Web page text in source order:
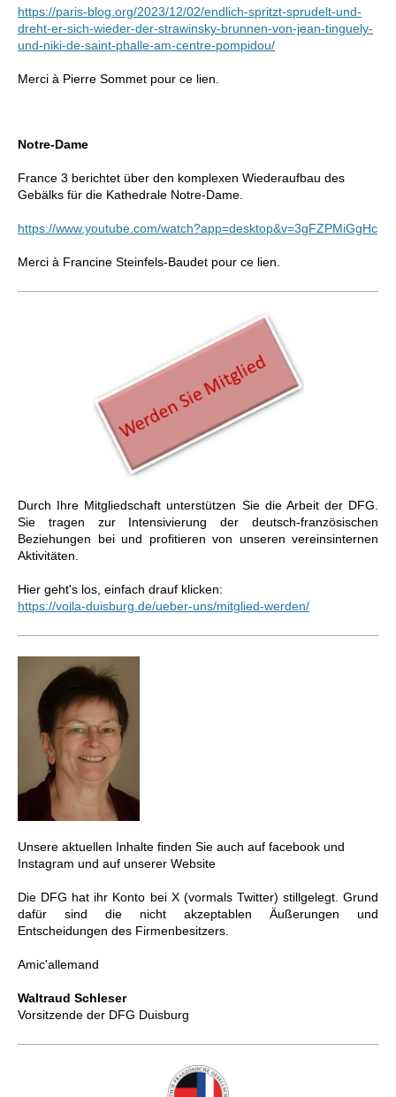
https://paris-blog.org/2023/12/02/endlich-spritzt-sprudelt-und-
dreht-er-sich-wieder-der-strawinsky-brunnen-von-jean-tinguely-
und-niki-de-saint-phalle-am-centre-pompidou/
Merci à Pierre Sommet pour ce lien.
Notre-Dame
France 3 berichtet über den komplexen Wiederaufbau des
Gebälks für die Kathedrale Notre-Dame.
https://www.youtube.com/watch?app=desktop&v=3gFZPMiGgHc
Merci à Francine Steinfels-Baudet pour ce lien.
Durch Ihre Mitgliedschaft unterstützen Sie die Arbeit der DFG.
Sie tragen zur Intensivierung der deutsch-französischen
Beziehungen bei und profitieren von unseren vereinsinternen
Aktivitäten.
Hier geht's los, einfach drauf klicken:
https://voila-duisburg.de/ueber-uns/mitglied-werden/
Unsere aktuellen Inhalte finden Sie auch auf facebook und
Instagram und auf unserer Website
Die DFG hat ihr Konto bei X (vormals Twitter) stillgelegt. Grund
dafür sind die nicht akzeptablen Äußerungen und
Entscheidungen des Firmenbesitzers.
Amic'allemand
Waltraud Schleser
Vorsitzende der DFG Duisburg